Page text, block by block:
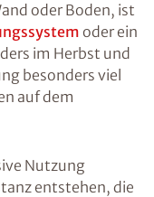
oder Boden, ist
oder ein
im Herbst und
besonders viel
auf dem
Nutzung
entstehen, die